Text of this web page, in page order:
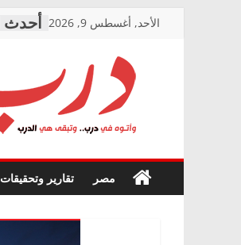
الأحد, أغسطس 9, 2026
درب
في
درب..
مصر تقارير وتحقيقات